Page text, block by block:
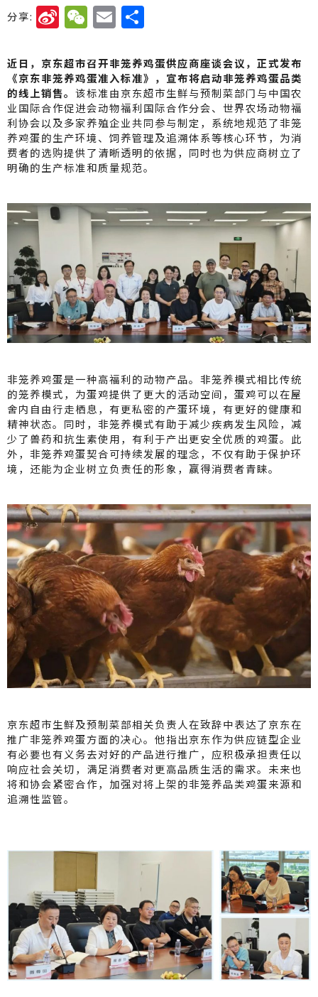
分享: Si
a
W
ei
b
o
W
C
h
a
t
E
ai
l
近日，京东超市召开非笼养鸡蛋供应商座谈会议，正式发布
《京东非笼养鸡蛋准入标准》，宣布将启动非笼养鸡蛋品类
的线上销售。 该标准由京东超市生鲜与预制菜部门与中国农
业国际合作促进会动物福利国际合作分会、世界农场动物福
利协会以及多家养殖企业共同参与制定，系统地规范了非笼
养鸡蛋的生产环境、饲养管理及追溯体系等核心环节，为消
费者的选购提供了清晰透明的依据，同时也为供应商树立了
明确的生产标准和质量规范。
非笼养鸡蛋是一种高福利的动物产品。非笼养模式相比传统
的笼养模式，为蛋鸡提供了更大的活动空间，蛋鸡可以在屋
舍内自由行走栖息，有更私密的产蛋环境，有更好的健康和
精神状态。同时，非笼养模式有助于减少疾病发生风险，减
少了兽药和抗生素使用，有利于产出更安全优质的鸡蛋。此
外，非笼养鸡蛋契合可持续发展的理念，不仅有助于保护环
境，还能为企业树立负责任的形象，赢得消费者青睐。
京东超市生鲜及预制菜部相关负责人在致辞中表达了京东在
推广非笼养鸡蛋方面的决心。他指出京东作为供应链型企业
有必要也有义务去对好的产品进行推广，应积极承担责任以
响应社会关切，满足消费者对更高品质生活的需求。未来也
将和协会紧密合作，加强对将上架的非笼养品类鸡蛋来源和
追溯性监管。